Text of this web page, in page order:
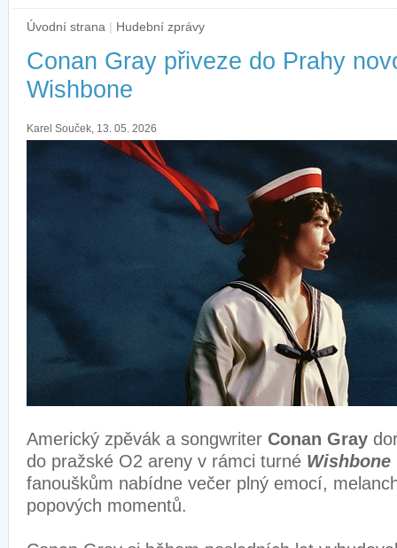
Úvodní strana | Hudební zprávy
Conan Gray přiveze do Prahy
Wishbone
Karel Souček, 13. 05. 2026
Americký zpěvák a songwriter Conan Gray
do pražské O2 areny v rámci turné Wishbone
fanouškům nabídne večer plný emocí,
popových momentů.